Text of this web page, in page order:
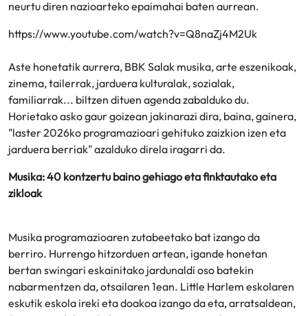
neurtu diren nazioarteko epaimahai baten aurrean.
https://www.youtube.com/watch?v=Q8naZj4M2Uk
Aste honetatik aurrera, BBK Salak musika, arte eszenikoak,
zinema, tailerrak, jarduera kulturalak, sozialak,
familiarrak... biltzen dituen agenda zabalduko du.
Horietako asko gaur goizean jakinarazi dira, baina, gainera,
"laster 2026ko programazioari gehituko zaizkion izen eta
jarduera berriak" azalduko direla iragarri da.
Musika: 40 kontzertu baino gehiago eta finktautako eta
zikloak
Musika programazioaren zutabeetako bat izango da
berriro. Hurrengo hitzorduen artean, igande honetan
bertan swingari eskainitako jardunaldi oso batekin
nabarmentzen da, otsailaren 1ean. Little Harlem eskolaren
eskutik eskola ireki eta doakoa izango da eta, arratsaldean,